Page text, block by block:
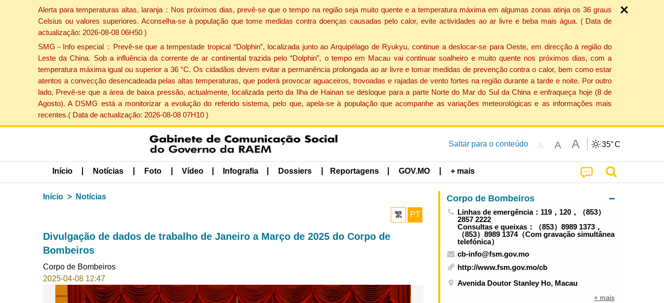
Alerta para temperaturas altas, laranja：Nos próximos dias, prevê-se que o tempo na região seja muito quente e a temperatura máxima em algumas zonas atinja os 36 graus
Celsius ou valores superiores. Aconselha-se à população que tome medidas contra doenças causadas pelo calor, evite actividades ao ar livre e beba mais água. ( Data de
actualização: 2026-08-08 06H50 )
SMG－Info especial：Prevê-se que a tempestade tropical “Dolphin”, localizada junto ao Arquipélago de Ryukyu, continue a deslocar-se para Oeste, em direcção à região do
Leste da China. Sob a influência da corrente de ar continental trazida pelo “Dolphin”, o tempo em Macau vai continuar soalheiro e muito quente nos próximos dias, com a
temperatura máxima igual ou superior a 36 °C. Os cidadãos devem evitar a permanência prolongada ao ar livre e tomar medidas de prevenção contra o calor, bem como estar
atentos a convecção desencadeada pelas altas temperaturas, que poderá provocar aguaceiros, trovoadas e rajadas de vento fortes na região durante a tarde e noite. Por outro
lado, Prevê-se que a área de baixa pressão, actualmente, localizada perto da Ilha de Hainan se desloque para a parte Norte do Mar do Sul da China e enfraqueça hoje (8 de
Agosto). A DSMG está a monitorizar a evolução do referido sistema, pelo que, apela-se à população que acompanhe as variações meteorológicas e as informações mais
recentes.( Data de actualização: 2026-08-08 07H10 )
Saltar para o conteúdo A A A 35°C
Início Notícias Foto Vídeo Infografia Dossiers Reportagens GOV.MO + mais
Início Notícias
繁 PT
Divulgação de dados de trabalho de Janeiro a Março de 2025 do Corpo de
Bombeiros
Corpo de Bombeiros
2025-04-08 12:47
Corpo de Bombeiros
Linhas de emergência：119，120，（853）
2857 2222
Consultas e queixas：（853）8989 1373，
（853）8989 1374（Com gravação simultânea
telefónica）
cb-info@fsm.gov.mo
http://www.fsm.gov.mo/cb
Avenida Doutor Stanley Ho, Macau
+ mais